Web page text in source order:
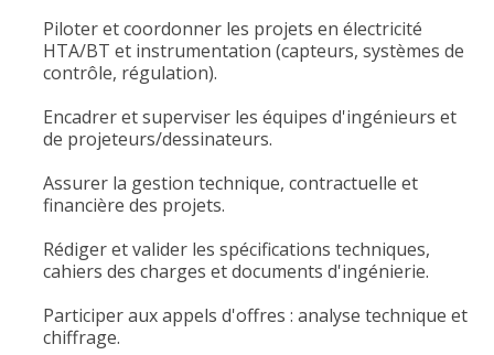
Piloter et coordonner les projets en électricité
HTA/BT et instrumentation (capteurs, systèmes de
contrôle, régulation).
Encadrer et superviser les équipes d'ingénieurs et
de projeteurs/dessinateurs.
Assurer la gestion technique, contractuelle et
financière des projets.
Rédiger et valider les spécifications techniques,
cahiers des charges et documents d'ingénierie.
Participer aux appels d'offres : analyse technique et
chiffrage.